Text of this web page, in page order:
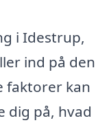
i Idestrup,
ind på den
faktorer kan
dig på, hvad